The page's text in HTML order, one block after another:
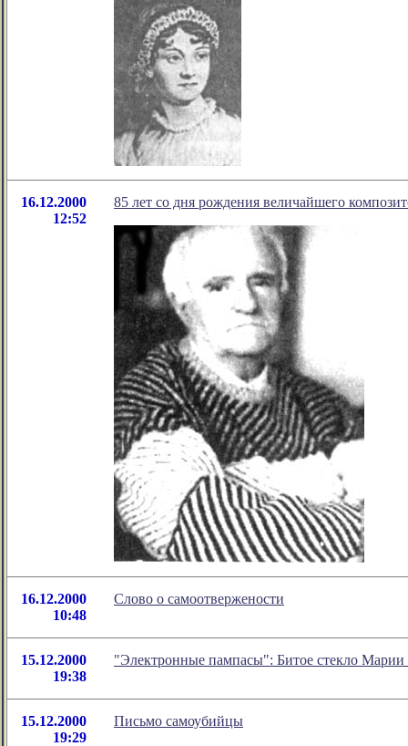
16.12.2000
12:52
85 лет со дня рождения величайшего
16.12.2000
10:48
Слово о самоотвержености
15.12.2000
19:38
"Электронные пампасы": Битое стекло Марии
15.12.2000
19:29
Письмо самоубийцы